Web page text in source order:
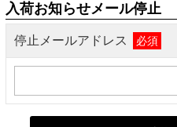
入荷お知らせメール停止
停止メールアドレス
必須